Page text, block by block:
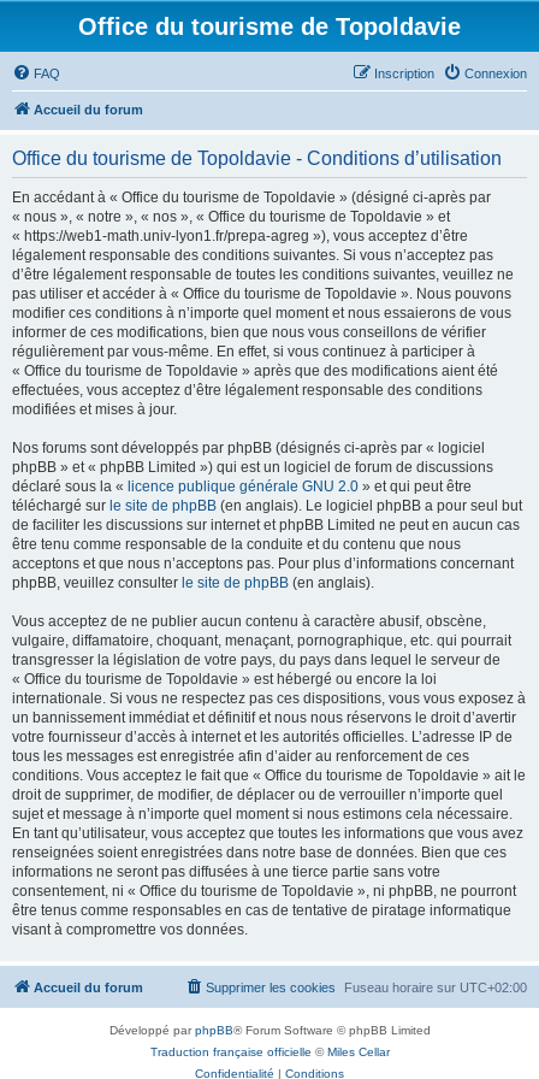
Office du tourisme de Topoldavie
FAQ Connexion
Inscription
Accueil du forum
Office du tourisme de Topoldavie - Conditions d’utilisation
En accédant à « Office du tourisme de Topoldavie » (désigné ci-après par
« nous », « notre », « nos », « Office du tourisme de Topoldavie » et
« https://web1-math.univ-lyon1.fr/prepa-agreg »), vous acceptez d’être
légalement responsable des conditions suivantes. Si vous n’acceptez pas
d’être légalement responsable de toutes les conditions suivantes, veuillez ne
pas utiliser et accéder à « Office du tourisme de Topoldavie ». Nous pouvons
modifier ces conditions à n’importe quel moment et nous essaierons de vous
informer de ces modifications, bien que nous vous conseillons de vérifier
régulièrement par vous-même. En effet, si vous continuez à participer à
« Office du tourisme de Topoldavie » après que des modifications aient été
effectuées, vous acceptez d’être légalement responsable des conditions
modifiées et mises à jour.
Nos forums sont développés par phpBB (désignés ci-après par « logiciel
phpBB » et « phpBB Limited ») qui est un logiciel de forum de discussions
déclaré sous la « licence publique générale GNU 2.0 » et qui peut être
téléchargé sur le site de phpBB (en anglais). Le logiciel phpBB a pour seul but
de faciliter les discussions sur internet et phpBB Limited ne peut en aucun cas
être tenu comme responsable de la conduite et du contenu que nous
acceptons et que nous n’acceptons pas. Pour plus d’informations concernant
phpBB, veuillez consulter le site de phpBB (en anglais).
Vous acceptez de ne publier aucun contenu à caractère abusif, obscène,
vulgaire, diffamatoire, choquant, menaçant, pornographique, etc. qui pourrait
transgresser la législation de votre pays, du pays dans lequel le serveur de
« Office du tourisme de Topoldavie » est hébergé ou encore la loi
internationale. Si vous ne respectez pas ces dispositions, vous vous exposez à
un bannissement immédiat et définitif et nous nous réservons le droit d’avertir
votre fournisseur d’accès à internet et les autorités officielles. L’adresse IP de
tous les messages est enregistrée afin d’aider au renforcement de ces
conditions. Vous acceptez le fait que « Office du tourisme de Topoldavie » ait le
droit de supprimer, de modifier, de déplacer ou de verrouiller n’importe quel
sujet et message à n’importe quel moment si nous estimons cela nécessaire.
En tant qu’utilisateur, vous acceptez que toutes les informations que vous avez
renseignées soient enregistrées dans notre base de données. Bien que ces
informations ne seront pas diffusées à une tierce partie sans votre
consentement, ni « Office du tourisme de Topoldavie », ni phpBB, ne pourront
être tenus comme responsables en cas de tentative de piratage informatique
visant à compromettre vos données.
Accueil du forum Fuseau horaire sur UTC+02:00
Supprimer les cookies
Développé parphpBB® Forum Software © phpBB Limited
Traduction française officielle ©Miles Cellar
Confidentialité | Conditions